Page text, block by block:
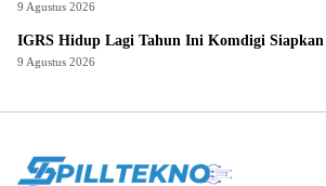
9 Agustus 2026
IGRS Hidup Lagi Tahun Ini Komdigi Siapkan
9 Agustus 2026